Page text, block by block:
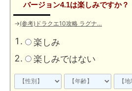
バージョン4.1は楽しみですか？
→(参考)ドラクエ10攻略 ラグナ…
楽しみ
楽しみではない